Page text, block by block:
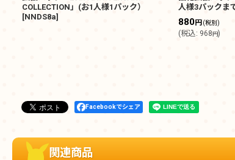
COLLECTION」(お1人様1パック）
[NNDS8a]
人様3パックま
880円 (税別)
(税込: 968円)
Facebookでシェア
関連商品